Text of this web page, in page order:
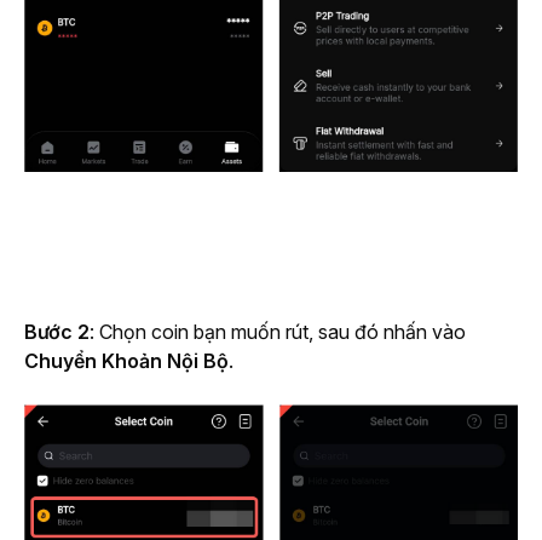
Bước 2
Chuyển Khoản Nội Bộ.